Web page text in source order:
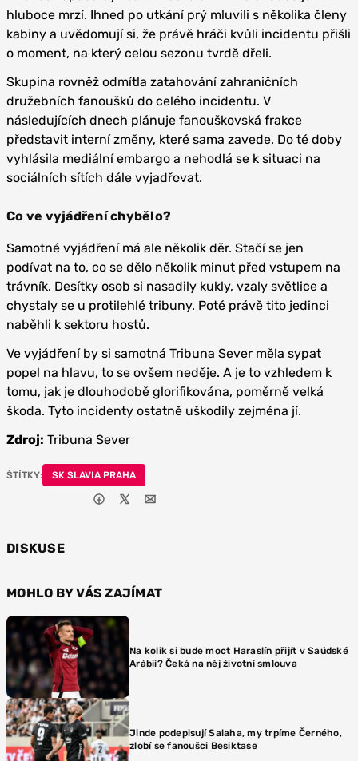
hluboce mrzí. Ihned po utkání prý mluvili s několika členy
kabiny a uvědomují si, že právě hráči kvůli incidentu přišli
o moment, na který celou sezonu tvrdě dřeli.
Skupina rovněž odmítla zatahování zahraničních
družebních fanoušků do celého incidentu. V
následujících dnech plánuje fanouškovská frakce
představit interní změny, které sama zavede. Do té doby
vyhlásila mediální embargo a nehodlá se k situaci na
sociálních sítích dále vyjadřovat.
Co ve vyjádření chybělo?
Samotné vyjádření má ale několik děr. Stačí se jen
podívat na to, co se dělo několik minut před vstupem na
trávník. Desítky osob si nasadily kukly, vzaly světlice a
chystaly se u protilehlé tribuny. Poté právě tito jedinci
naběhli k sektoru hostů.
Ve vyjádření by si samotná Tribuna Sever měla sypat
popel na hlavu, to se ovšem neděje. A je to vzhledem k
tomu, jak je dlouhodobě glorifikována, poměrně velká
škoda. Tyto incidenty ostatně uškodily zejména jí.
Zdroj: Tribuna Sever
ŠTÍTKY: SK SLAVIA PRAHA
DISKUSE
MOHLO BY VÁS ZAJÍMAT
Na kolik si bude moct Haraslín přijít v Saúdské
Arábii? Čeká na něj životní smlouva
Jinde podepisují Salaha, my trpíme Černého,
zlobí se fanoušci Besiktase